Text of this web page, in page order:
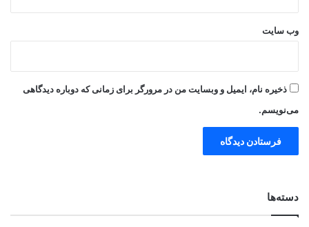
وب‌ سایت
ذخیره نام، ایمیل و وبسایت من در مرورگر برای زمانی که دوباره دیدگاهی
می‌نویسم.
دسته‌ها